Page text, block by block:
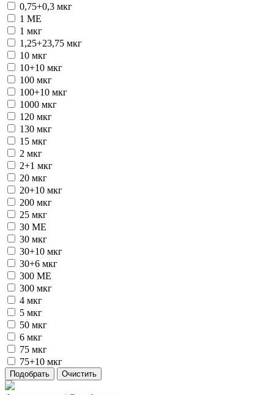
0,75+0,3 мкг
1 ME
1 мкг
1,25+23,75 мкг
10 мкг
10+10 мкг
100 мкг
100+10 мкг
1000 мкг
120 мкг
130 мкг
15 мкг
2 мкг
2+1 мкг
20 мкг
20+10 мкг
200 мкг
25 мкг
30 ME
30 мкг
30+10 мкг
30+6 мкг
300 ME
300 мкг
4 мкг
5 мкг
50 мкг
6 мкг
75 мкг
75+10 мкг